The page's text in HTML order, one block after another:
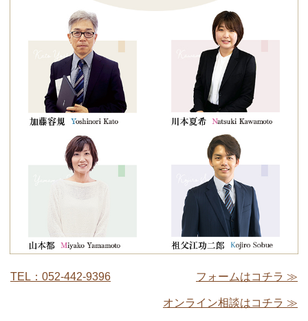
TEL：052-442-9396 フォームはコチラ ≫
オンライン相談はコチラ ≫